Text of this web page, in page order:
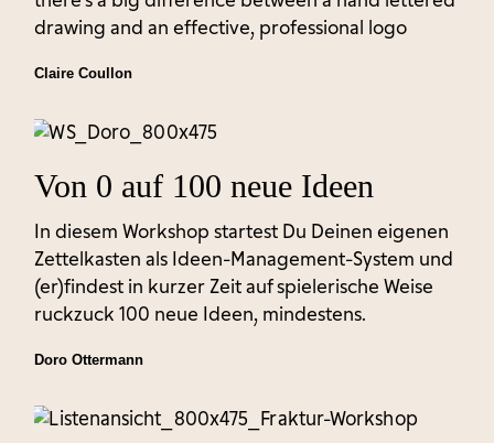
drawing and an effective, professional logo
Claire Coullon
Von 0 auf 100 neue Ideen
In diesem Workshop startest Du Deinen eigenen
Zettelkasten als Ideen-Management-System und
(er)findest in kurzer Zeit auf spielerische Weise
ruckzuck 100 neue Ideen, mindestens.
Doro Ottermann